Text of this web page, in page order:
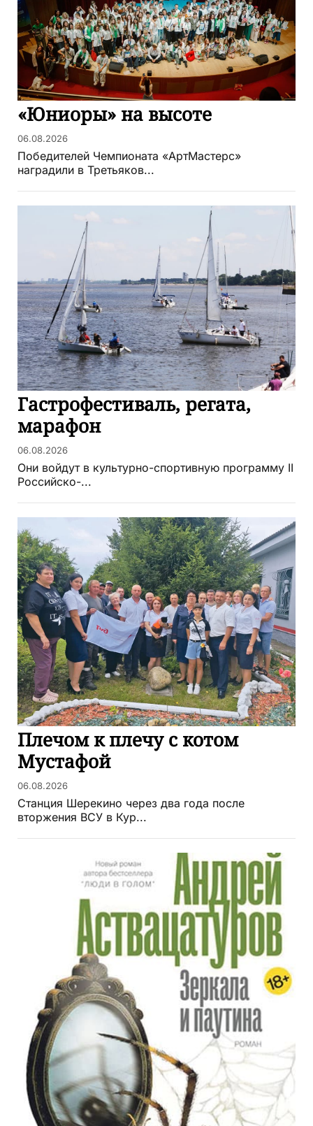
«Юниоры» на высоте
06.08.2026
Победителей Чемпионата «АртМастерс»
наградили в Третьяков...
Гастрофестиваль, регата,
марафон
06.08.2026
Они войдут в культурно-спортивную программу II
Российско-...
Плечом к плечу с котом
Мустафой
06.08.2026
Станция Шерекино через два года после
вторжения ВСУ в Кур...